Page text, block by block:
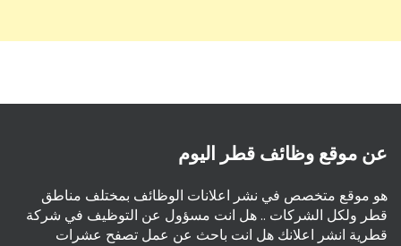
عن موقع وظائف قطر اليوم
هو موقع متخصص في نشر اعلانات الوظائف بمختلف مناطق
قطر ولكل الشركات .. هل انت مسؤول عن التوظيف في شركة
قطرية انشر اعلانك هل انت باحث عن عمل تصفح عشرات